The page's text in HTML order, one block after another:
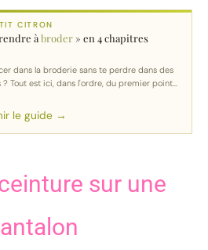
CITRON
àbroder» en 4 chapitres
dans la broderie sans te perdre dans des
? Tout est ici, dans l'ordre, du premier point
le guide →
sur une